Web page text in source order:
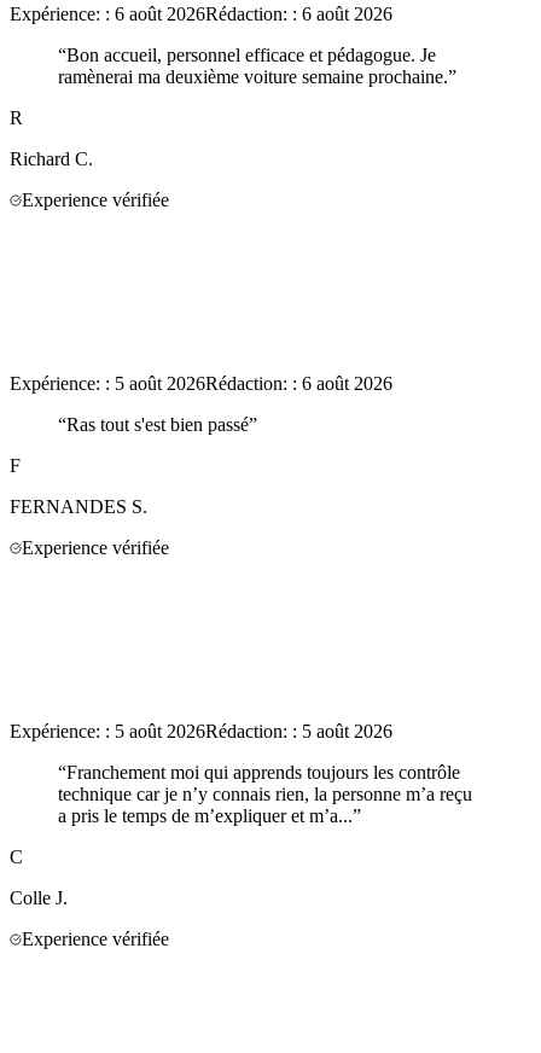
Expérience: : 6 août 2026Rédaction: : 6 août 2026
“Bon accueil, personnel efficace et pédagogue. Je
ramènerai ma deuxième voiture semaine prochaine.”
R
Richard C.
Experience vérifiée
Expérience: : 5 août 2026Rédaction: : 6 août 2026
“Ras tout s'est bien passé”
F
FERNANDES S.
Experience vérifiée
Expérience: : 5 août 2026Rédaction: : 5 août 2026
“Franchement moi qui apprends toujours les contrôle
technique car je n’y connais rien, la personne m’a reçu
a pris le temps de m’expliquer et m’a...”
C
Colle J.
Experience vérifiée